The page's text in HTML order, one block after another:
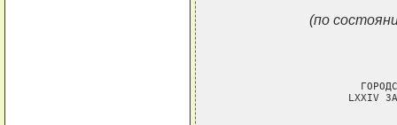
(по
LXXIV